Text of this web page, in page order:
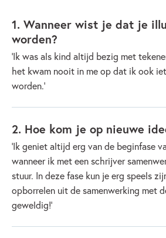
1. Wanneer wist je dat je
worden?
‘Ik was als kind altijd bezig met
het kwam nooit in me op dat ik ook
worden.’
2. Hoe kom je op nieuwe
‘Ik geniet altijd erg van de beginfase
wanneer ik met een schrijver
stuur. In deze fase kun je erg speels
opborrelen uit de samenwerking met
geweldig!’